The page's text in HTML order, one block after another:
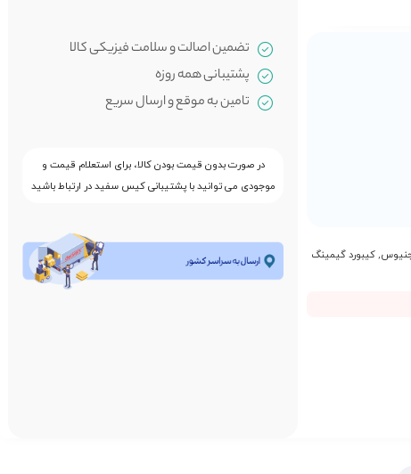
,کیبورد گیمینگ
تضمین اصالت و سلامت فیزیکی کالا
پشتیبانی همه روزه
تامین به موقع و ارسال سریع
در صورت بدون قیمت بودن کالا، برای استعلام قیمت و
موجودی می توانید با پشتیبانی کیس سفید در ارتباط باشید